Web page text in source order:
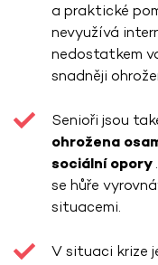
a praktické
nevyužívá
nedostatkem
snadněji
Senioři jsou
ohrožena
sociální opory
se hůře
situacemi.
V situaci krize